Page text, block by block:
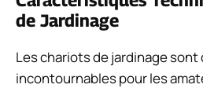
de Jardinage
Les chariots de jardinage
incontournables pour les